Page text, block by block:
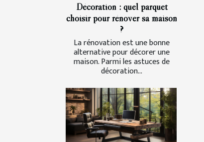
Décoration : quel parquet
choisir pour rénover sa maison
?
La rénovation est une bonne
alternative pour décorer une
maison. Parmi les astuces de
décoration...